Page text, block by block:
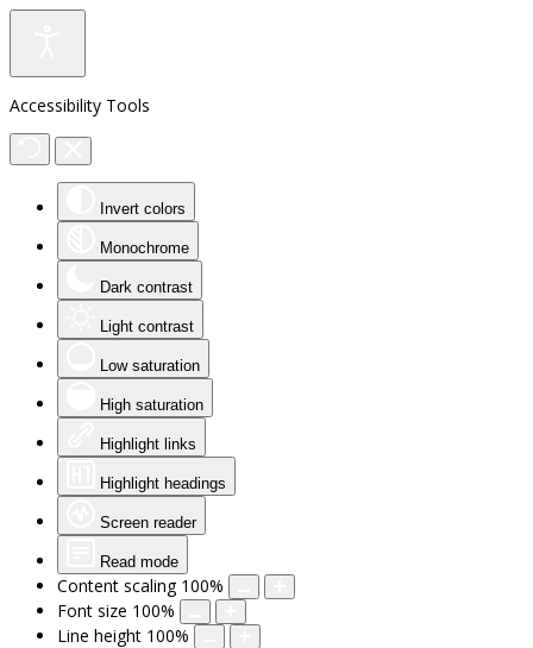
Accessibility Tools
Invert colors
Monochrome
Dark contrast
Light contrast
Low saturation
High saturation
Highlight links
Highlight headings
Screen reader
Read mode
Content scaling 100%
Font size 100%
Line height 100%